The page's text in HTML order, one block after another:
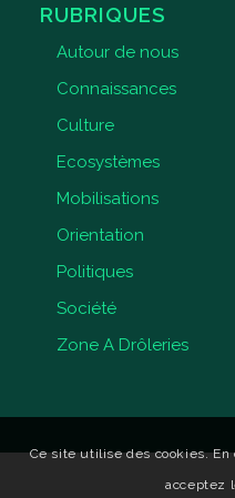
RUBRIQUES
Autour de nous
Connaissances
Culture
Ecosystèmes
Mobilisations
Orientation
Politiques
Société
Zone A Drôleries
Ce site utilise des cookies.
acceptez